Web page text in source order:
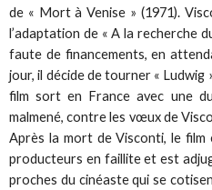
de « Mort à Venise » (1971).
l’adaptation de « A la recherche
faute de financements, en
jour, il décide de tourner « Ludwig
film sort en France avec une
malmené, contre les vœux de
Après la mort de Visconti, le film
producteurs en faillite et est
proches du cinéaste qui se